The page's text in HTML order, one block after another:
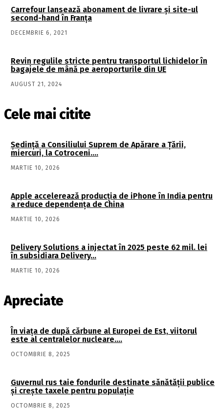
Carrefour lansează abonament de livrare și site-ul
second-hand în Franța
DECEMBRIE 6, 2021
Revin regulile stricte pentru transportul lichidelor în
bagajele de mână pe aeroporturile din UE
AUGUST 21, 2024
Cele mai citite
Şedinţă a Consiliului Suprem de Apărare a Ţării,
miercuri, la Cotroceni….
MARTIE 10, 2026
Apple accelerează producția de iPhone în India pentru
a reduce dependența de China
MARTIE 10, 2026
Delivery Solutions a injectat în 2025 peste 62 mil. lei
în subsidiara Delivery…
MARTIE 10, 2026
Apreciate
În viaţa de după cărbune al Europei de Est, viitorul
este al centralelor nucleare….
OCTOMBRIE 8, 2025
Guvernul rus taie fondurile destinate sănătății publice
și crește taxele pentru populație
OCTOMBRIE 8, 2025